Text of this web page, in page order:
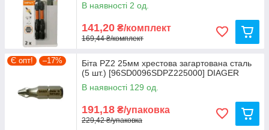
В наявності 2 од.
141,20 ₴/комплект
169,44 ₴/комплект
Є опт! –17%
Біта PZ2 25мм хрестова загартована сталь
(5 шт.) [96SD0096SDPZ225000] DIAGER
В наявності 129 од.
191,18 ₴/упаковка
229,42 ₴/упаковка